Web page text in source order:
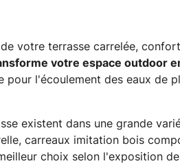
votre terrasse carrelée,
votre espace outdoor
pour l'écoulement des eaux de
existent dans une grande
carreaux imitation bois
choix selon l'exposition